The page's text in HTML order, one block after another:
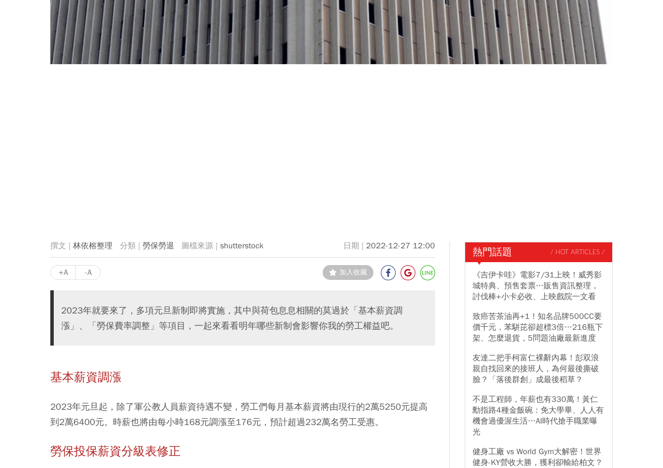
林依榕整理 勞保勞退 shutterstock 2022-12-27 12:00
+A -A 加入收藏
2023年就要來了，多項元旦新制即將實施，其中與荷包息息相關的莫過於「基本薪資調
漲」、「勞保費率調整」等項目，一起來看看明年哪些新制會影響你我的勞工權益吧。
基本薪資調漲
2023年元旦起，除了軍公教人員薪資待遇不變，勞工們每月基本薪資將由現行的2萬5250元提高
到2萬6400元。時薪也將由每小時168元調漲至176元，預計超過232萬名勞工受惠。
勞保投保薪資分級表修正
熱門話題 / HOT ARTICLES /
《吉伊卡哇》電影7/31上映！威秀影
城特典、預售套票…販售資訊整理，
討伐棒+小卡必收、上映戲院一文看
致癌苦茶油再+1！知名品牌500CC要
價千元，苯駢芘卻超標3倍…216瓶下
架、怎麼退貨，5問題油廠最新進度
友達二把手柯富仁裸辭內幕！彭双浪
親自找回來的接班人，為何最後撕破
臉？「落後群創」成最後稻草？
不是工程師，年薪也有330萬！黃仁
勳指路4種金飯碗：免大學畢、人人有
機會過優渥生活…AI時代搶手職業曝
光
健身工廠 vs World Gym大解密！世界
健身-KY營收大勝，獲利卻輸給柏文？